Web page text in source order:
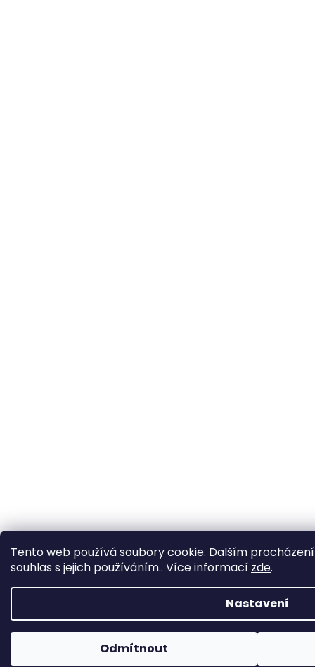
Tento web používá soubory cookie. Dalším
souhlas s jejich používáním.. Více informací zde.
Nastavení
Odmítnout